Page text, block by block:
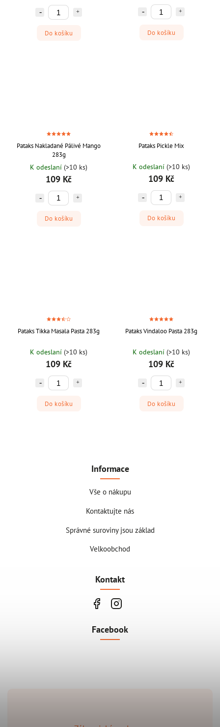
Do košíku Do košíku
Pataks Nakladané Pálivé Mango
283g
K odeslaní (>10 ks)
109 Kč
Do košíku
Pataks Pickle Mix
K odeslaní (>10 ks)
109 Kč
Do košíku
Pataks Tikka Masala Pasta 283g
K odeslaní (>10 ks)
109 Kč
Do košíku
Pataks Vindaloo Pasta 283g
K odeslaní (>10 ks)
109 Kč
Do košíku
Informace
Vše o nákupu
Kontaktujte nás
Správné suroviny jsou základ
Velkoobchod
Kontakt
Facebook